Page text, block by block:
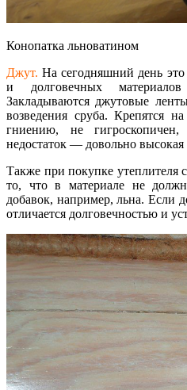
Конопатка льноватином
Джут. На сегодняшний день
и долговечных
Закладываются джутовые
возведения сруба. Крепятся
гниению, не гигроскопичен,
недостаток — довольно высокая
Также при покупке утеплителя
то, что в материале не
добавок, например, льна. Если
отличается долговечностью и